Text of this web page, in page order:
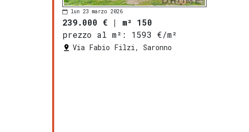
lun 23 marzo 2026
239.000 € | m² 150
prezzo al m²:
1593 €/m²
Via Fabio Filzi, Saronno